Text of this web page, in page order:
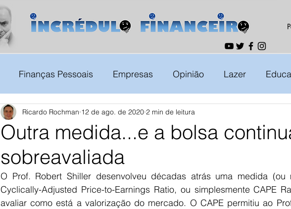
Finanças Pessoais Empresas Opinião Lazer
Outra medida...e a bolsa
sobreavaliada
Ricardo Rochman 12 de ago. de 2020 2 min de leitura
O Prof. Robert Shiller desenvolveu décadas atrás uma medida (ou
Cyclically-Adjusted Price-to-Earnings Ratio, ou simplesmente CAPE
avaliar como está a valorização do mercado. O CAPE permitiu ao